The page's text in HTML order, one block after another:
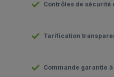
Contrôles de sécurité
Tarification
Commande garantie à